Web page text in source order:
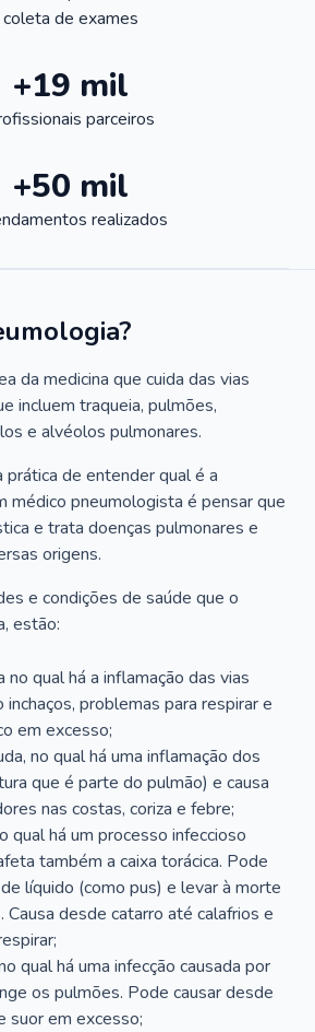
coleta de exames
+19 mil
parceiros
+50 mil
realizados
da medicina que cuida das vias
incluem traqueia, pulmões,
e alvéolos pulmonares.
prática de entender qual é a
médico pneumologista é pensar que
e trata doenças pulmonares e
origens.
e condições de saúde que o
estão:
no qual há a inflamação das vias
inchaços, problemas para respirar e
em excesso;
no qual há uma inflamação dos
que é parte do pulmão) e causa
nas costas, coriza e febre;
qual há um processo infeccioso
também a caixa torácica. Pode
líquido (como pus) e levar à morte
Causa desde catarro até calafrios e
qual há uma infecção causada por
os pulmões. Pode causar desde
suor em excesso;